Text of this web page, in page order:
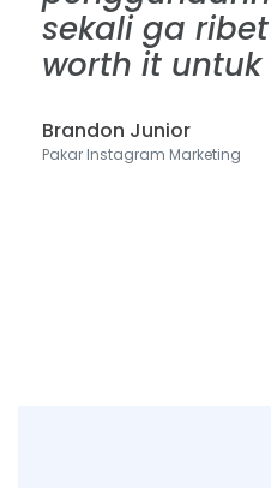
sekali ga
worth it
Brandon Junior
Pakar Instagram Marketing